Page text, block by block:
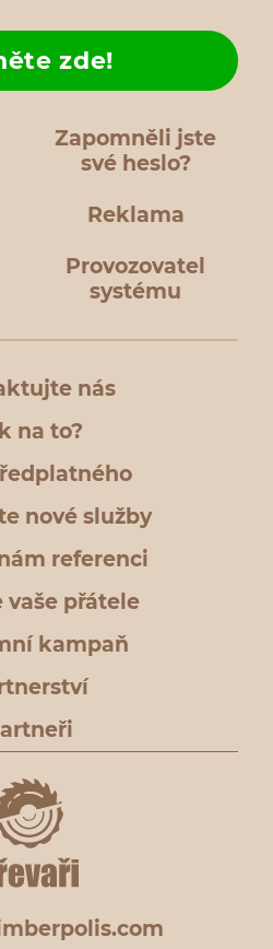
Zapomněli jste
své heslo?
zde!
Reklama
Provozovatel
systému
nás
na to?
nové služby
referenci
vaše přátele
kampaň